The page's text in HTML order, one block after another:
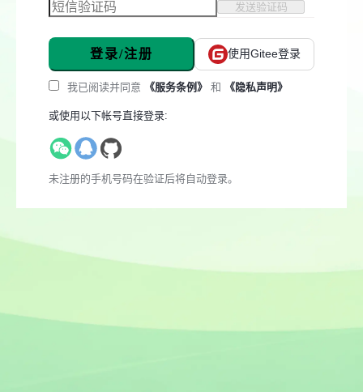
发送验证码
登录/注册 使用Gitee登录
我已阅读并同意 《服务条例》 和 《隐私声明》
或使用以下帐号直接登录:
未注册的手机号码在验证后将自动登录。